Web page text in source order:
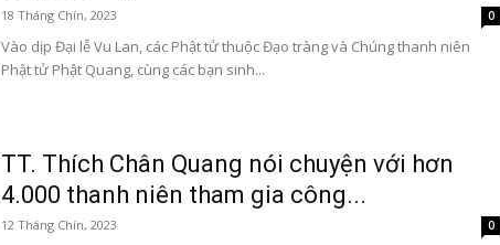
18 Tháng Chín, 2023 0
Vào dịp Đại lễ Vu Lan, các Phật tử thuộc Đạo tràng và Chúng thanh niên
Phật tử Phật Quang, cùng các bạn sinh...
TT. Thích Chân Quang nói chuyện với hơn
4.000 thanh niên tham gia công...
12 Tháng Chín, 2023 0